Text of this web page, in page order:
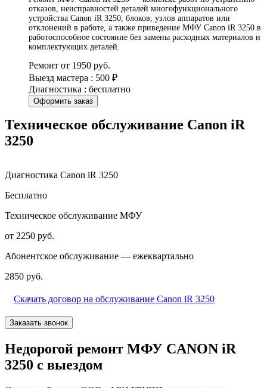
отказов, неисправностей деталей многофункционального
устройства Canon iR 3250, блоков, узлов аппаратов или
отклонений в работе, а также приведение МФУ Canon iR 3250 в
работоспособное состояние без замены расходных материалов и
комплектующих деталей.
Ремонт от 1950 руб.
Выезд мастера : 500 ₽
Диагностика : бесплатно
Оформить заказ
Техническое обслуживание Canon iR
3250
Диагностика Canon iR 3250
Бесплатно
Техническое обслуживание МФУ
от 2250 руб.
Абонентское обслуживание — ежеквартально
2850 руб.
Скачать договор на обслуживание Canon iR 3250
Заказать звонок
Недорогой ремонт МФУ CANON iR
3250 с выездом